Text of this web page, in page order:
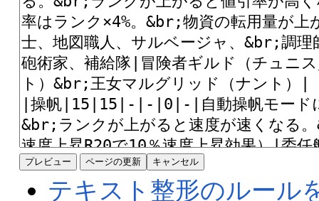
テキスト整形のルール